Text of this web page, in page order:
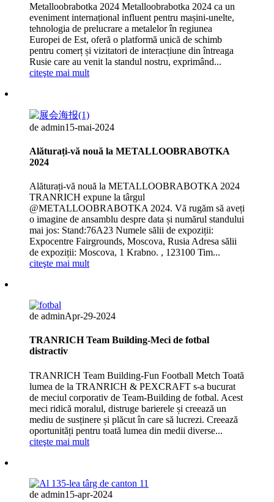
Metalloobrabotka 2024 Metalloobrabotka 2024 ca un
eveniment internațional influent pentru mașini-unelte,
tehnologia de prelucrare a metalelor în regiunea
Europei de Est, oferă o platformă unică de schimb
pentru comerț și vizitatori de interacțiune din întreaga
Rusie care au venit la standul nostru, exprimând...
citeşte mai mult
de admin15-mai-2024
Alăturați-vă nouă la METALLOOBRABOTKA
2024
Alăturați-vă nouă la METALLOOBRABOTKA 2024
TRANRICH expune la târgul
@METALLOOBRABOTKA 2024. Vă rugăm să aveți
o imagine de ansamblu despre data și numărul standului
mai jos: Stand:76A23 Numele sălii de expoziții:
Expocentre Fairgrounds, Moscova, Rusia Adresa sălii
de expoziții: Moscova, 1 Krabno. , 123100 Tim...
citeşte mai mult
de adminApr-29-2024
TRANRICH Team Building-Meci de fotbal
distractiv
TRANRICH Team Building-Fun Football Metch Toată
lumea de la TRANRICH & PEXCRAFT s-a bucurat
de meciul corporativ de Team-Building de fotbal. Acest
meci ridică moralul, distruge barierele și creează un
mediu de susținere și plăcut în care să lucrezi. Creează
oportunități pentru toată lumea din medii diverse...
citeşte mai mult
de admin15-apr-2024